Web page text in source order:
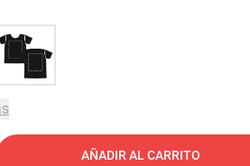
AÑADIR AL CARRITO